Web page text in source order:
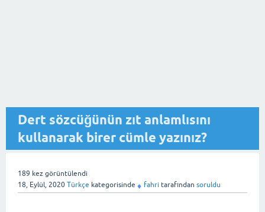
Dert sözcüğünün zıt anlamlısını
kullanarak birer cümle yazınız?
189 kez görüntülendi
18, Eylül, 2020 Türkçe kategorisinde ♦ fahri tarafından soruldu